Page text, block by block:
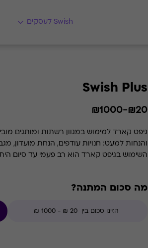
Swish לעסקים
Swish Plus
₪20-₪1000
גיפט קארד למימוש במגוון רשתות ומותגים
והנחות למעט: חנויות עודפים, הנחת מועדון,
השימוש בגיפט קארד הוא רב פעמי עד סיום
מה סכום המתנה?